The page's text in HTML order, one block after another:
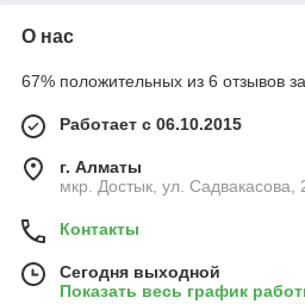
О нас
67% положительных из 6 отзывов
Работает с 06.10.2015
г. Алматы
мкр. Достык, ул. Садвакасова,
Контакты
Сегодня выходной
Показать весь график